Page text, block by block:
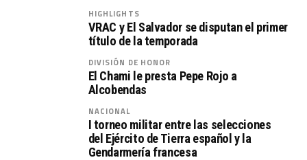
HIGHLIGHTS
VRAC y El Salvador se disputan el primer
título de la temporada
DIVISIÓN DE HONOR
El Chami le presta Pepe Rojo a
Alcobendas
NACIONAL
I torneo militar entre las selecciones
del Ejército de Tierra español y la
Gendarmería francesa